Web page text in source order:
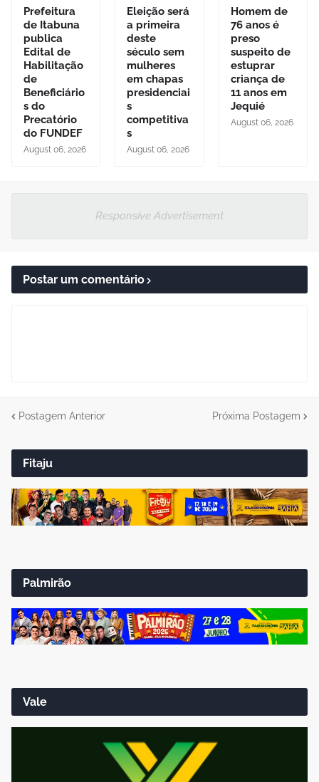
Prefeitura
de Itabuna
publica
Edital de
Habilitação
de
Beneficiário
s do
Precatório
do FUNDEF
August 06, 2026
Eleição será
a primeira
deste
século sem
mulheres
em chapas
presidenciai
s
competitiva
s
August 06, 2026
Homem de
76 anos é
preso
suspeito de
estuprar
criança de
11 anos em
Jequié
August 06, 2026
Responsive Advertisement
Postar um comentário
Postagem Anterior Próxima Postagem
Fitaju
Palmirão
Vale